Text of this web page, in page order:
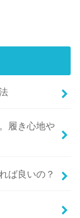
履き心地や
ば良いの？